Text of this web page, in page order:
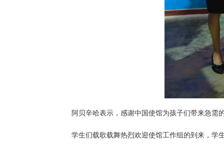
阿贝辛哈表示，感谢中国使馆为孩子们带来急需
学生们载歌载舞热烈欢迎使馆工作组的到来，学